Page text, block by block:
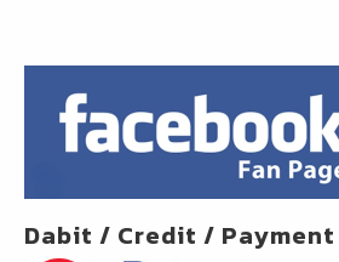
k
Dabit / Credit / Payment